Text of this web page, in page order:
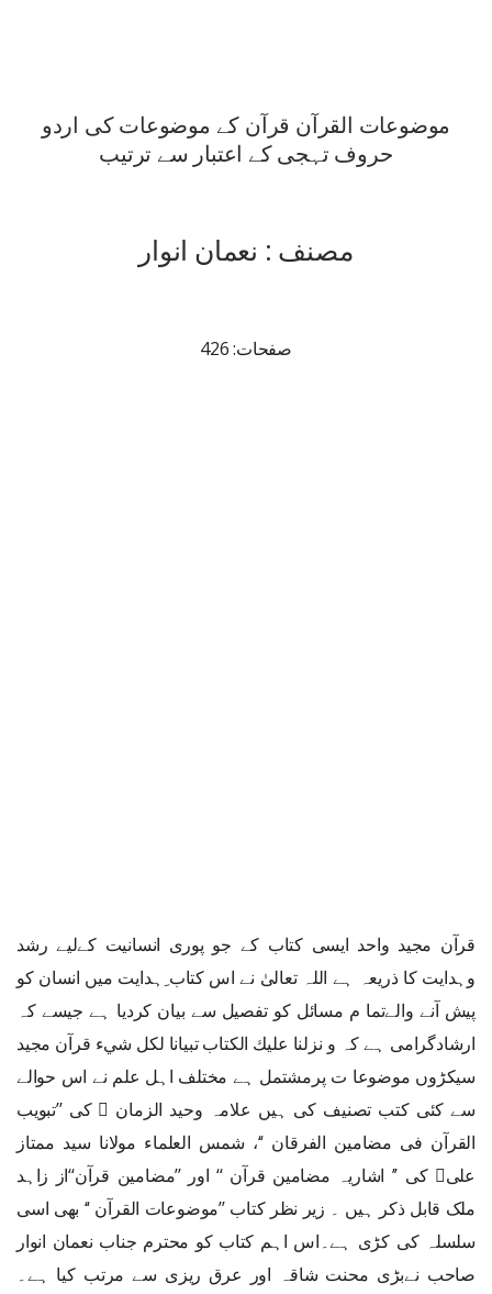
موضوعات القرآن قرآن کے موضوعات کی اردو
حروف تہجی کے اعتبار سے ترتیب
مصنف : نعمان انوار
صفحات: 426
قرآن مجید واحد ایسی کتاب کے جو پوری انسانیت کےلیے رشد
وہدایت کا ذریعہ ہے اللہ تعالیٰ نے اس کتاب ِہدایت میں انسان کو
پیش آنے والےتما م مسائل کو تفصیل سے بیان کردیا ہے جیسے کہ
ارشادگرامی ہے کہ و نزلنا عليك الكتاب تبيانا لكل شيء قرآن مجید
سیکڑوں موضوعا ت پرمشتمل ہے مختلف اہل علم نے اس حوالے
سے كئی کتب تصنیف کی ہیں علامہ وحید الزمان  کی ’’تبویب
القرآن فی مضامین الفرقان ‘‘، شمس العلماء مولانا سید ممتاز
علی کی ’’ اشاریہ مضامین قرآن ‘‘ اور ’’مضامین قرآن‘‘از زاہد
ملک قابل ذکر ہیں ۔ زیر نظر کتاب ’’موضوعات القرآن ‘‘ بھی اسی
سلسلہ کی کڑی ہے۔اس اہم کتاب کو محترم جناب نعمان انوار
صاحب نےبڑی محنت شاقہ اور عرق ریزی سے مرتب کیا ہے۔